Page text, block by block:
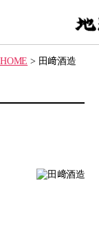
HOME > 田﨑酒造